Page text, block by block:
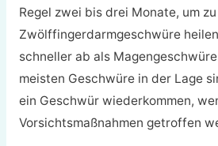
Regel zwei bis drei Monate, um
Zwölffingerdarmgeschwüre
schneller ab als
meisten Geschwüre in der Lage
ein Geschwür wiederkommen,
Vorsichtsmaßnahmen getroffen